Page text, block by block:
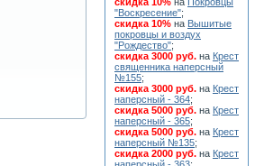
"Воскресение";
скидка 10% на Вышитые
покровцы и воздух
"Рождество";
скидка 3000 руб. на Крест
священника наперсный
№155;
скидка 3000 руб. на Крест
наперсный - 364;
скидка 5000 руб. на Крест
наперсный - 365;
скидка 5000 руб. на Крест
наперсный №135;
скидка 2000 руб. на Крест